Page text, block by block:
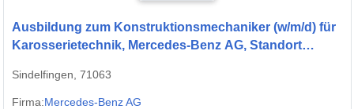
Ausbildung zum Konstruktionsmechaniker (w/m/d) für
Karosserietechnik, Mercedes-Benz AG, Standort
Sindelfingen, 71063
Firma:Mercedes-Benz AG